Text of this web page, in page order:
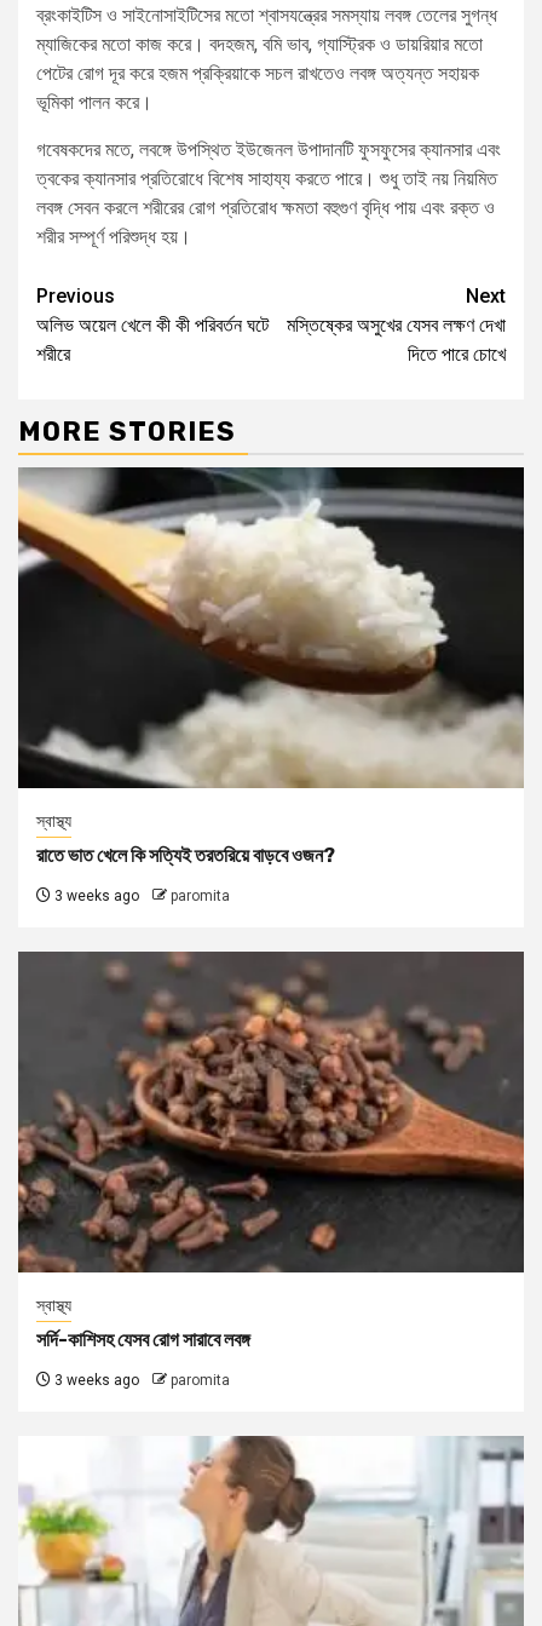
ব্রংকাইটিস ও সাইনোসাইটিসের মতো শ্বাসযন্ত্রের সমস্যায় লবঙ্গ তেলের সুগন্ধ
ম্যাজিকের মতো কাজ করে। বদহজম, বমি ভাব, গ্যাস্ট্রিক ও ডায়রিয়ার মতো
পেটের রোগ দূর করে হজম প্রক্রিয়াকে সচল রাখতেও লবঙ্গ অত্যন্ত সহায়ক
ভূমিকা পালন করে।
গবেষকদের মতে, লবঙ্গে উপস্থিত ইউজেনল উপাদানটি ফুসফুসের ক্যানসার এবং
ত্বকের ক্যানসার প্রতিরোধে বিশেষ সাহায্য করতে পারে। শুধু তাই নয় নিয়মিত
লবঙ্গ সেবন করলে শরীরের রোগ প্রতিরোধ ক্ষমতা বহুগুণ বৃদ্ধি পায় এবং রক্ত ও
শরীর সম্পূর্ণ পরিশুদ্ধ হয়।
Previous
অলিভ অয়েল খেলে কী কী পরিবর্তন ঘটে
শরীরে
Next
মস্তিষ্কের অসুখের যেসব লক্ষণ দেখা
দিতে পারে চোখে
MORE STORIES
স্বাস্থ্য
রাতে ভাত খেলে কি সত্যিই তরতরিয়ে বাড়বে ওজন?
3 weeks ago paromita
স্বাস্থ্য
সর্দি-কাশিসহ যেসব রোগ সারাবে লবঙ্গ
3 weeks ago paromita